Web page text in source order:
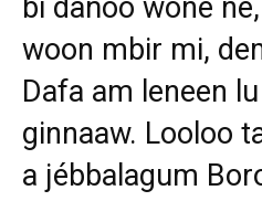
bi dañoo wone
woon mbir mi,
Dafa am leneen
ginnaaw. Looloo
a jébbalagum